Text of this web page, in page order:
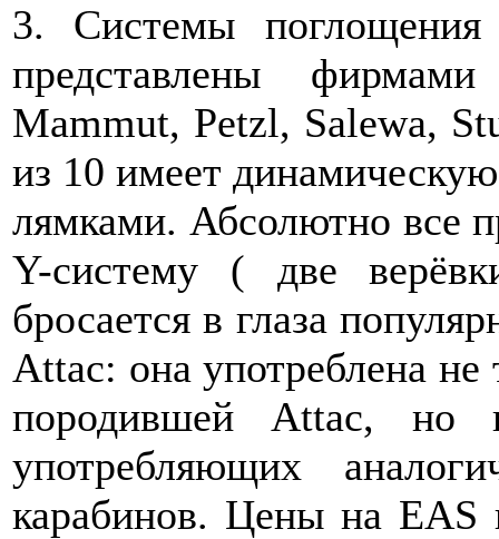
3. Системы поглощения
представлены
Mammut, Petzl, Salewa,
из 10 имеет
лямками. Абсолютно все
Y-систему ( две
бросается в глаза
Attac: она употреблена
породившей Attac, но
употребляющих
карабинов. Цены на EAS